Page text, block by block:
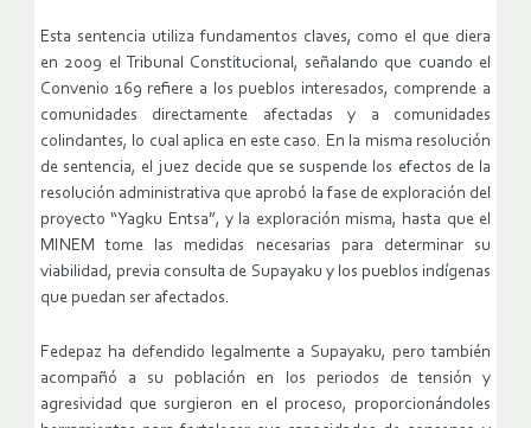
Esta sentencia utiliza fundamentos claves, como el que diera
en 2009 el Tribunal Constitucional, señalando que cuando el
Convenio 169 refiere a los pueblos interesados, comprende a
comunidades directamente afectadas y a comunidades
colindantes, lo cual aplica en este caso. En la misma resolución
de sentencia, el juez decide que se suspende los efectos de la
resolución administrativa que aprobó la fase de exploración del
proyecto “Yagku Entsa”, y la exploración misma, hasta que el
MINEM tome las medidas necesarias para determinar su
viabilidad, previa consulta de Supayaku y los pueblos indígenas
que puedan ser afectados.
Fedepaz ha defendido legalmente a Supayaku, pero también
acompañó a su población en los periodos de tensión y
agresividad que surgieron en el proceso, proporcionándoles